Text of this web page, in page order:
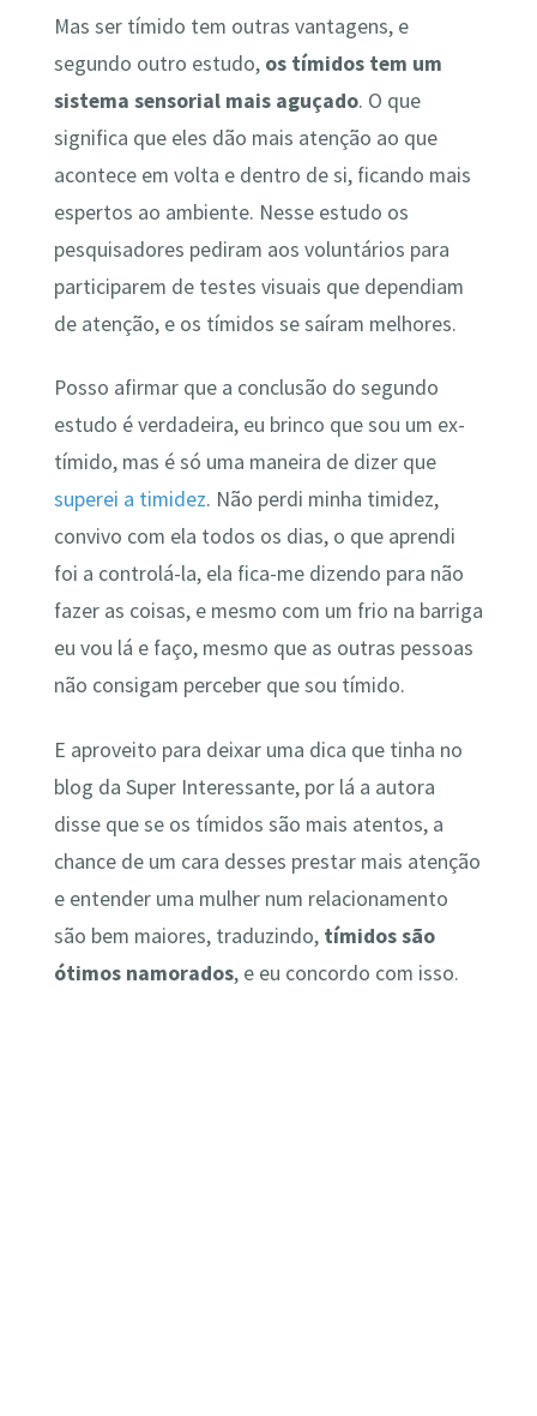
Mas ser tímido tem outras vantagens, e
segundo outro estudo, os tímidos tem um
sistema sensorial mais aguçado. O que
significa que eles dão mais atenção ao que
acontece em volta e dentro de si, ficando mais
espertos ao ambiente. Nesse estudo os
pesquisadores pediram aos voluntários para
participarem de testes visuais que dependiam
de atenção, e os tímidos se saíram melhores.
Posso afirmar que a conclusão do segundo
estudo é verdadeira, eu brinco que sou um ex-
tímido, mas é só uma maneira de dizer que
superei a timidez. Não perdi minha timidez,
convivo com ela todos os dias, o que aprendi
foi a controlá-la, ela fica-me dizendo para não
fazer as coisas, e mesmo com um frio na barriga
eu vou lá e faço, mesmo que as outras pessoas
não consigam perceber que sou tímido.
E aproveito para deixar uma dica que tinha no
blog da Super Interessante, por lá a autora
disse que se os tímidos são mais atentos, a
chance de um cara desses prestar mais atenção
e entender uma mulher num relacionamento
são bem maiores, traduzindo, tímidos são
ótimos namorados, e eu concordo com isso.